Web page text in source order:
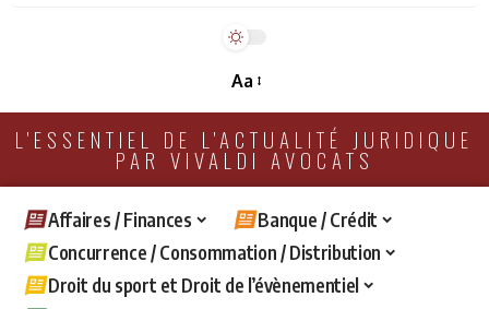
Aa
L'ESSENTIEL DE L'ACTUALITÉ JURIDIQUE
PAR VIVALDI AVOCATS
Affaires / Finances
Banque / Crédit
Concurrence / Consommation / Distribution
Droit du sport et Droit de l’évènementiel